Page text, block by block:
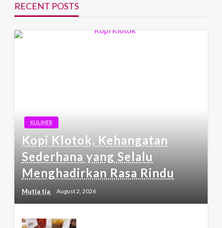
RECENT POSTS
KULINER
Kopi Klotok, Kehangatan
Sederhana yang Selalu
Menghadirkan Rasa Rindu
Mutia tia August 2, 2026